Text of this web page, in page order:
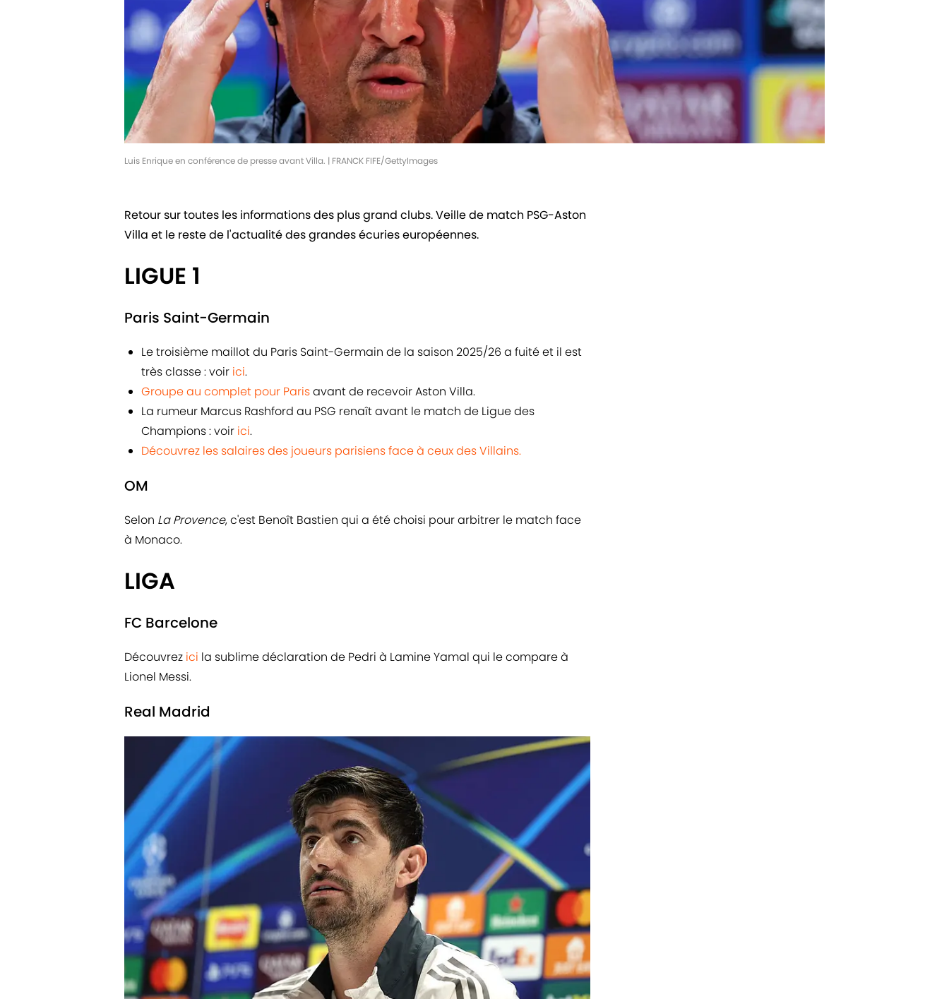
Luis Enrique en conférence de presse avant Villa. | FRANCK FIFE/GettyImages
Retour sur toutes les informations des plus grand clubs. Veille de match PSG-Aston
Villa et le reste de l'actualité des grandes écuries européennes.
LIGUE 1
Paris Saint-Germain
Le troisième maillot du Paris Saint-Germain de la saison 2025/26 a fuité et il est
très classe : voir ici.
Groupe au complet pour Parisavant de recevoir Aston Villa.
La rumeur Marcus Rashford au PSG renaît avant le match de Ligue des
Champions : voir ici.
Découvrez les salaires des joueurs parisiens face à ceux des Villains.
OM
Selon La Provence, c'est Benoît Bastien qui a été choisi pour arbitrer le match face
à Monaco.
LIGA
FC Barcelone
Découvrez ici la sublime déclaration de Pedri à Lamine Yamal qui le compare à
Lionel Messi.
Real Madrid